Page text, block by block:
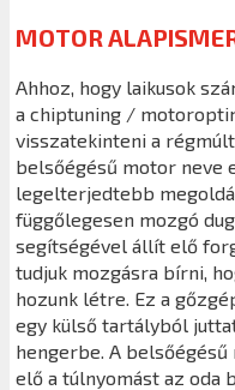
MOTOR
Ahhoz, hogy laikusok
a chiptuning /
visszatekinteni a
belsőégésű motor neve
legelterjedtebb
függőlegesen mozgó
segítségével állít elő
tudjuk mozgásra bírni,
hozunk létre. Ez a
egy külső tartályból
hengerbe. A
elő a túlnyomást az oda